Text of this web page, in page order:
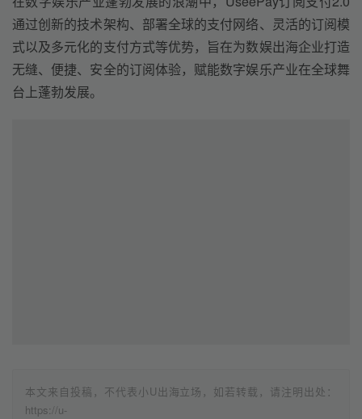
通过创新的技术架构、部署全球的支付网络、灵活的订阅模
式以及多元化的支付方式等优势，旨在为数娱出海企业打造
无缝、便捷、安全的订阅体验，赋能数字娱乐产业在全球舞
台上蓬勃发展。
本文来自投稿，不代表小U出海立场，如若转载，请注明出处：
https://u-